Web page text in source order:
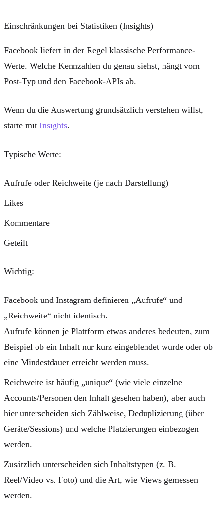
Einschränkungen bei Statistiken (Insights)
Facebook liefert in der Regel klassische Performance-
Werte. Welche Kennzahlen du genau siehst, hängt vom
Post-Typ und den Facebook-APIs ab.
Wenn du die Auswertung grundsätzlich verstehen willst,
starte mit Insights.
Typische Werte:
Aufrufe oder Reichweite (je nach Darstellung)
Likes
Kommentare
Geteilt
Wichtig:
Facebook und Instagram definieren „Aufrufe“ und
„Reichweite“ nicht identisch.
Aufrufe können je Plattform etwas anderes bedeuten, zum
Beispiel ob ein Inhalt nur kurz eingeblendet wurde oder ob
eine Mindestdauer erreicht werden muss.
Reichweite ist häufig „unique“ (wie viele einzelne
Accounts/Personen den Inhalt gesehen haben), aber auch
hier unterscheiden sich Zählweise, Deduplizierung (über
Geräte/Sessions) und welche Platzierungen einbezogen
werden.
Zusätzlich unterscheiden sich Inhaltstypen (z. B.
Reel/Video vs. Foto) und die Art, wie Views gemessen
werden.